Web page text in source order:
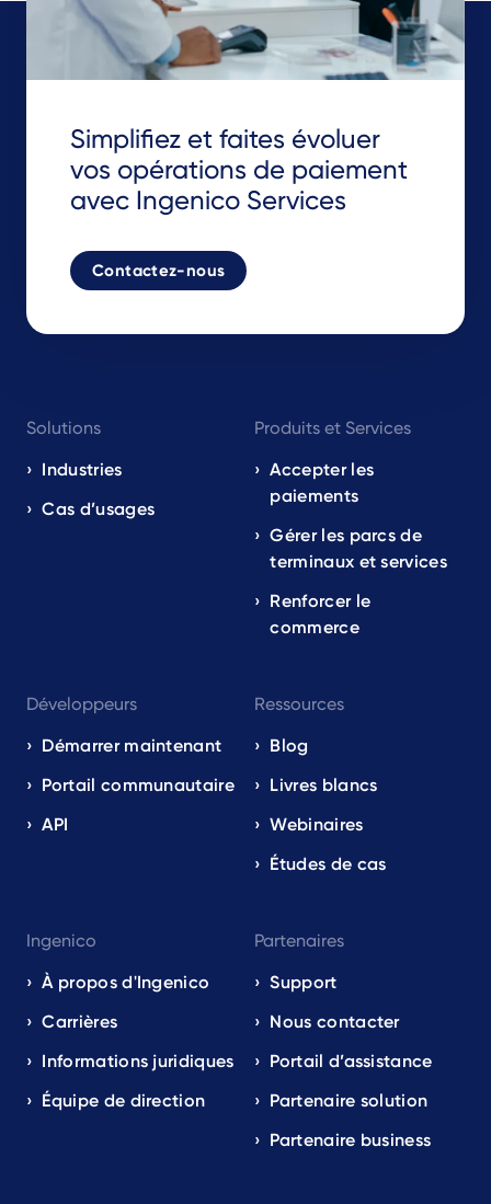
Simplifiez et faites évoluer
vos opérations de paiement
avec Ingenico Services
Contactez-nous
navigation
EN
Solutions
Industries
Cas d’usages
Produits et Services
Accepter les
paiements
Gérer les parcs de
terminaux et services
Renforcer le
commerce
Développeurs
Démarrer maintenant
Portail communautaire
API
Ressources
Blog
Livres blancs
Webinaires
Études de cas
Ingenico
À propos d'Ingenico
Carrières
Informations juridiques
Équipe de direction
Partenaires
Support
Nous contacter
Portail d’assistance
Partenaire solution
Partenaire business